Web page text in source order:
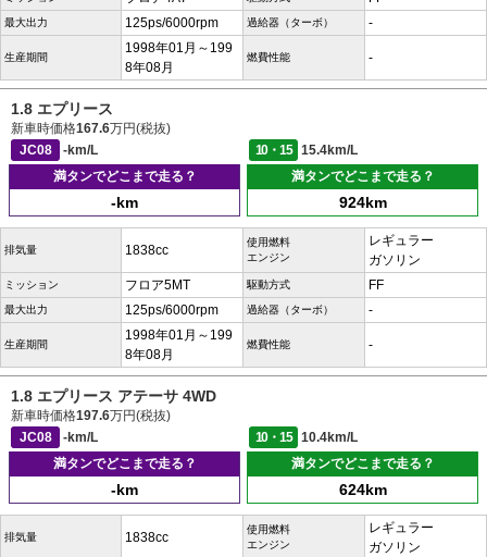
最大出力 125ps/6000rpm 過給器（ターボ） -
生産期間
1998年01月～199
8年08月
燃費性能 -
1.8 エプリース
新車時価格167.6万円(税抜)
JC08
-km/L 10・15
15.4km/L
満タンでどこまで走る？
-km
満タンでどこまで走る？
924km
排気量 1838cc
使用燃料
エンジン
レギュラー
ガソリン
ミッション フロア5MT 駆動方式 FF
最大出力 125ps/6000rpm 過給器（ターボ） -
生産期間
1998年01月～199
8年08月
燃費性能 -
1.8 エプリース アテーサ 4WD
新車時価格197.6万円(税抜)
JC08
-km/L 10・15
10.4km/L
満タンでどこまで走る？
-km
満タンでどこまで走る？
624km
排気量 1838cc
使用燃料
エンジン
レギュラー
ガソリン